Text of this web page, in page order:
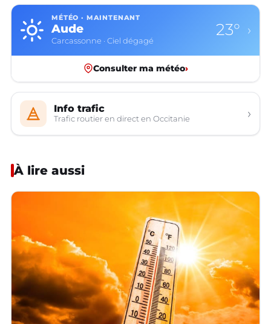
MÉTÉO · MAINTENANT
Aude
Carcassonne · Ciel dégagé
23° ›
Consulter ma météo›
Info trafic
Trafic routier en direct en Occitanie ›
À lire aussi